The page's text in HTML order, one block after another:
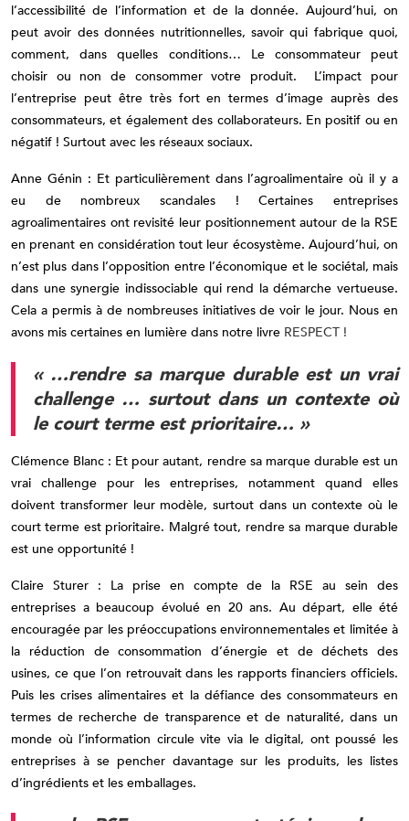
l’accessibilité de l’information et de la donnée. Aujourd’hui, on
peut avoir des données nutritionnelles, savoir qui fabrique quoi,
comment, dans quelles conditions… Le consommateur peut
choisir ou non de consommer votre produit. L’impact pour
l’entreprise peut être très fort en termes d’image auprès des
consommateurs, et également des collaborateurs. En positif ou en
négatif ! Surtout avec les réseaux sociaux.
Anne Génin : Et particulièrement dans l’agroalimentaire où il y a
eu de nombreux scandales ! Certaines entreprises
agroalimentaires ont revisité leur positionnement autour de la RSE
en prenant en considération tout leur écosystème. Aujourd’hui, on
n’est plus dans l’opposition entre l’économique et le sociétal, mais
dans une synergie indissociable qui rend la démarche vertueuse.
Cela a permis à de nombreuses initiatives de voir le jour. Nous en
avons mis certaines en lumière dans notre livre RESPECT !
« …rendre sa marque durable est un vrai
challenge … surtout dans un contexte où
le court terme est prioritaire… »
Clémence Blanc : Et pour autant, rendre sa marque durable est un
vrai challenge pour les entreprises, notamment quand elles
doivent transformer leur modèle, surtout dans un contexte où le
court terme est prioritaire. Malgré tout, rendre sa marque durable
est une opportunité !
Claire Sturer : La prise en compte de la RSE au sein des
entreprises a beaucoup évolué en 20 ans. Au départ, elle été
encouragée par les préoccupations environnementales et limitée à
la réduction de consommation d’énergie et de déchets des
usines, ce que l’on retrouvait dans les rapports financiers officiels.
Puis les crises alimentaires et la défiance des consommateurs en
termes de recherche de transparence et de naturalité, dans un
monde où l’information circule vite via le digital, ont poussé les
entreprises à se pencher davantage sur les produits, les listes
d’ingrédients et les emballages.